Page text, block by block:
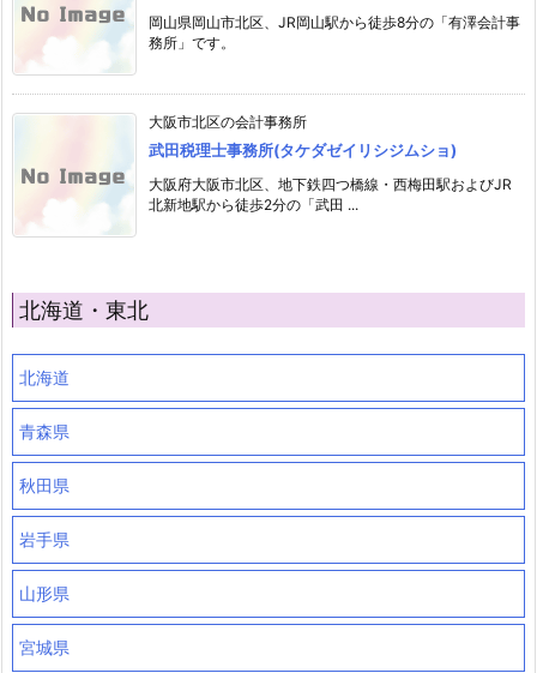
岡山県岡山市北区、JR岡山駅から徒歩8分の「有澤会計事
務所」です。
大阪市北区の会計事務所
武田税理士事務所(タケダゼイリシジムショ)
大阪府大阪市北区、地下鉄四つ橋線・西梅田駅およびJR
北新地駅から徒歩2分の「武田 ...
北海道・東北
北海道
青森県
秋田県
岩手県
山形県
宮城県